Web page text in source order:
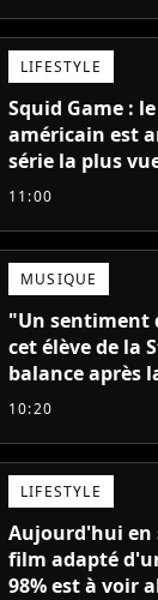
LIFESTYLE
Squid Game :
américain est
série la plus
pourrait avoir
11:00
MUSIQUE
"Un sentiment
cet élève de la
balance après
10:20
LIFESTYLE
Aujourd'hui en
film adapté
98% est à voir